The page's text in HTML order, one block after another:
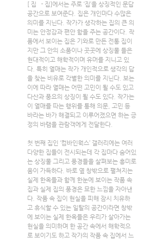
[ 집   - 집]에서는 주로 ‘집’을 상징적인 문답
공간으로 보여준다. 집은 개인마다 수많은
의미를 지닌다. 작가가 생각하는 집의 큰 의
미는 안정감과 편안 함을 주는 공간이다. 작
품에서 보이는 집은 기와로 만든 전통 집이
지만 그 안의 소품이나 곳곳에 상징물 들은
현대적이고 해학적이며 유머를 지니고 있
다. 특히 열매는 작가 개인적으로 생각의 답
을 찾는 비유로 각별한 의미를 지닌다. 보는
이에 따라 열매는 어떤 고민이 될 수도 있고
다산과 풍요의 상징이 될 수도 있다. 작가는
이 열매를 따는 행위를 통해 의문, 고민 등
바라는 바가 해결되고 이루어졌으면 하는 긍
정의 바램을 관람객에게 전달한다.
첫 번째 집인 ‘컴바인웍스’ 갤러리에는 여러
다양한 집들이 전시되는데 각 집마다 숨어있
는 상징물 그리고 풍경들을 살펴보는 흥미로
움이 가득하다. 바로 옆 창밖으로 펼쳐지는
실제 한옥들과 함께 한눈에 보이는 작품 속
집과 실제 집의 풍경은 묘한 느낌을 자아낸
다. 작품 속 집이 현실을 피해 잠시 치유하
고 휴식할 수 있는 일탈의 공간이라면 창밖
에 보이는 실제 한옥들은 우리가 살아가는
현실을 의미하며 한 공간 속에서 해학적으
로 보이기도 하고 작가의 작품 속 집에서 느